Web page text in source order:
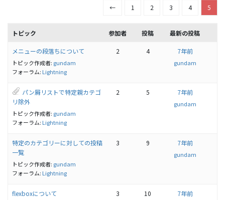
←
1 2 3 4 5
トピック 参加者 投稿 最新の投稿
メニューの段落ちについて
トピック作成者: gundam
フォーラム: Lightning
2 4 7年前
gundam
パン屑リストで特定親カテゴ
リ除外
トピック作成者: gundam
フォーラム: Lightning
2 5 7年前
gundam
特定のカテゴリーに対しての投稿
一覧
トピック作成者: gundam
フォーラム: Lightning
3 9 7年前
gundam
flexboxについて 3 10 7年前